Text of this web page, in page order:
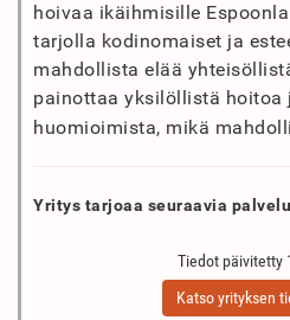
hoivaa ikäihmisille
tarjolla kodinomaiset ja
mahdollista elää
painottaa yksilöllistä hoitoa
huomioimista, mikä
Yritys tarjoaa seuraavia
Tiedot päivitetty
Katso yrityksen